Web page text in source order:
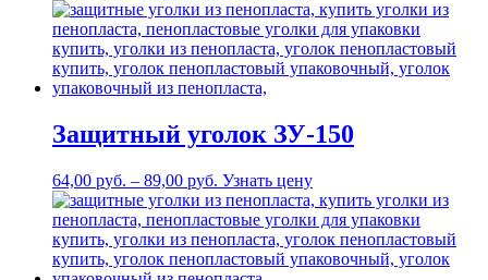
Защитный уголок ЗУ-150
64,00 руб. – 89,00 руб. Узнать цену